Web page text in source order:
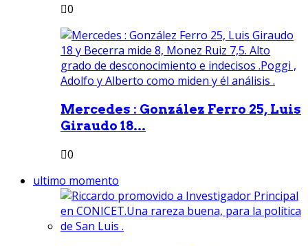
0
Mercedes : González Ferro 25, Luis
Giraudo 18...
0
ultimo momento